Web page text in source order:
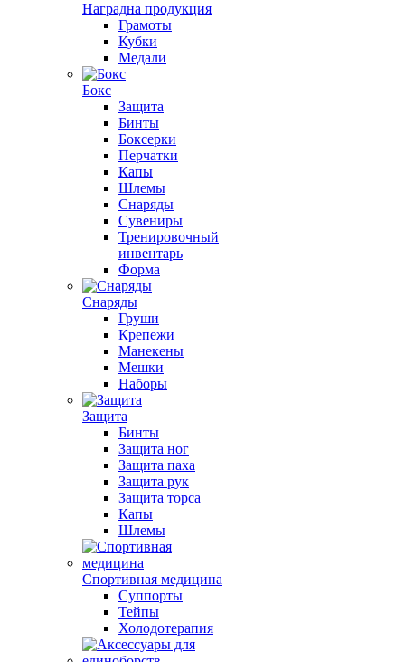
Наградна продукция
Грамоты
Кубки
Медали
Бокс
Защита
Бинты
Боксерки
Перчатки
Капы
Шлемы
Снаряды
Сувениры
Тренировочный
инвентарь
Форма
Снаряды
Груши
Крепежи
Манекены
Мешки
Наборы
Защита
Бинты
Защита ног
Защита паха
Защита рук
Защита торса
Капы
Шлемы
Спортивная медицина
Суппорты
Тейпы
Холодотерапия